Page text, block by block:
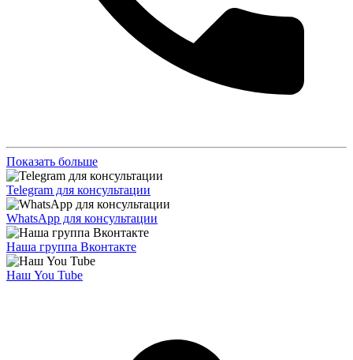
Показать больше
Telegram для консультации
WhatsApp для консультации
Наша группа Вконтакте
Наш You Tube